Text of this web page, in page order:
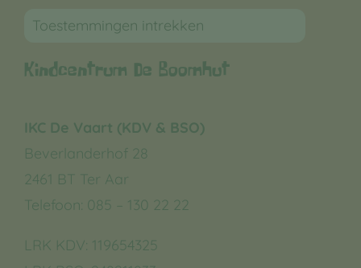
Toestemmingen intrekken
Kindcentrum De Boomhut
IKC De Vaart (KDV & BSO)
Beverlanderhof 28
2461 BT Ter Aar
Telefoon: 085 – 130 22 22
LRK KDV: 119654325